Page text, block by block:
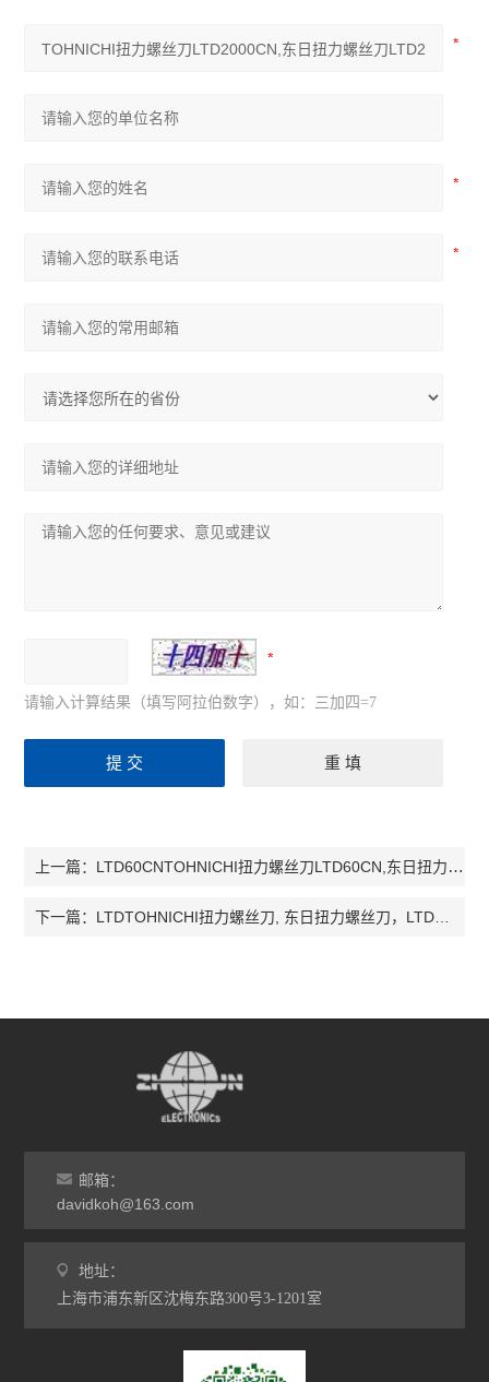
请输入计算结果（填写阿拉伯数字），如：三加四=7
上一篇： LTD60CNTOHNICHI扭力螺丝刀LTD60CN,东日扭力螺丝刀LTD60CN，LTD60CN
下一篇： LTDTOHNICHI扭力螺丝刀, 东日扭力螺丝刀，LTD脱跳式扭力螺丝刀，扭力起子
邮箱：
davidkoh@163.com
地址：
上海市浦东新区沈梅东路300号3-1201室